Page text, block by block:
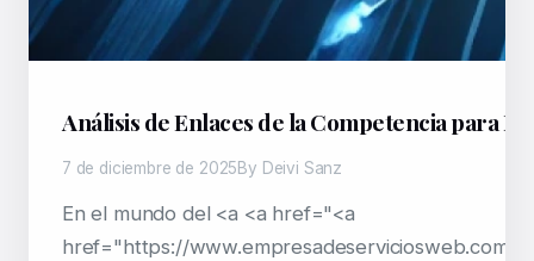
Análisis de Enlaces de la Competencia para
7 de diciembre de 2025By Deivi Sanz
En el mundo del <a <a href="<a
href="https://www.empresadeserviciosweb.com/